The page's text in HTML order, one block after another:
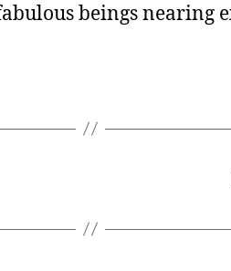
beings nearing